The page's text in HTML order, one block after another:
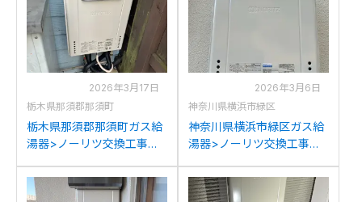
GT-2470SAW BLへの交換
GT-2470SAW BLへの交換
2026年3月17日
栃木県那須郡那須町
栃木県那須郡那須町ガス給
湯器>ノーリツ交換工事施
2450WKXからノーリツ
GT-2470SAW BLへの交換
2026年3月6日
神奈川県横浜市緑区
神奈川県横浜市緑区ガス給
湯器>ノーリツ交換工事施
2450SAWXからノーリツ
GT-2470SAW BLへの交換